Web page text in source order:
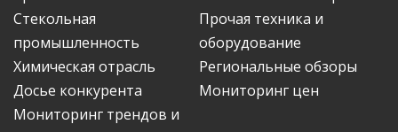
Стекольная
промышленность
Прочая техника и
оборудование
Химическая отрасль
Региональные обзоры
Досье конкурента
Мониторинг цен
Мониторинг трендов и